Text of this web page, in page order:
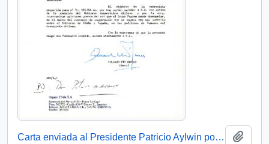
Carta enviada al Presidente Patricio Aylwin por Eduardo Vio Gro, fiscal de Pegaso Chile